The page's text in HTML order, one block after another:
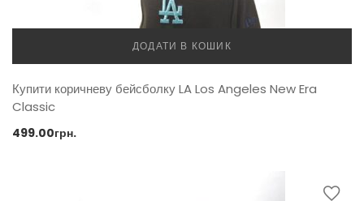
ДОДАТИ В КОШИК
Купити коричневу бейсболку LA Los Angeles New Era
Classic
499.00грн.